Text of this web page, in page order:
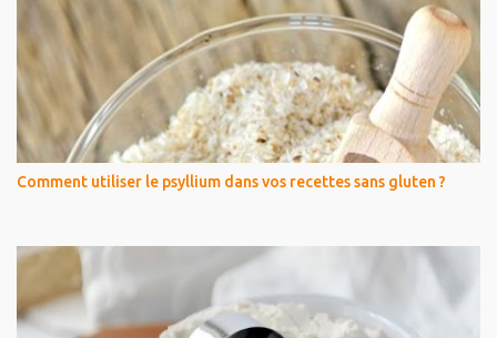
Comment utiliser le psyllium dans vos recettes sans gluten ?